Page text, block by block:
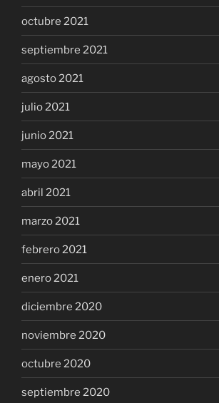
octubre 2021
septiembre 2021
agosto 2021
julio 2021
junio 2021
mayo 2021
abril 2021
marzo 2021
febrero 2021
enero 2021
diciembre 2020
noviembre 2020
octubre 2020
septiembre 2020